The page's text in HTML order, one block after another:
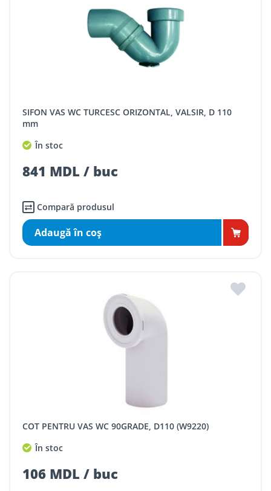
SIFON VAS WC TURCESC ORIZONTAL, VALSIR, D 110
mm
În stoc
841 MDL / buc
Compară produsul
Adaugă în coş
COT PENTRU VAS WC 90GRADE, D110 (W9220)
În stoc
106 MDL / buc